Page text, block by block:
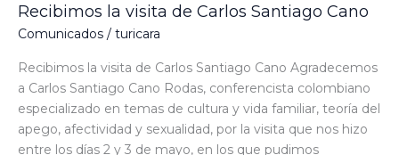
Recibimos la visita de Carlos Santiago Cano​
Comunicados / turicara
Recibimos la visita de Carlos Santiago Cano Agradecemos
a Carlos Santiago Cano Rodas, conferencista colombiano
especializado en temas de cultura y vida familiar, teoría del
apego, afectividad y sexualidad, por la visita que nos hizo
entre los días 2 y 3 de mayo, en los que pudimos